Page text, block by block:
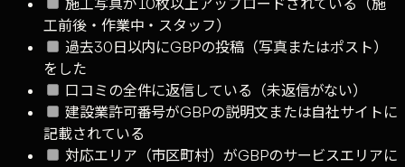
工前後・作業中・スタッフ）
過去30日以内にGBPの投稿（写真またはポスト）
をした
口コミの全件に返信している（未返信がない）
建設業許可番号がGBPの説明文または自社サイトに
記載されている
対応エリア（市区町村）がGBPのサービスエリアに